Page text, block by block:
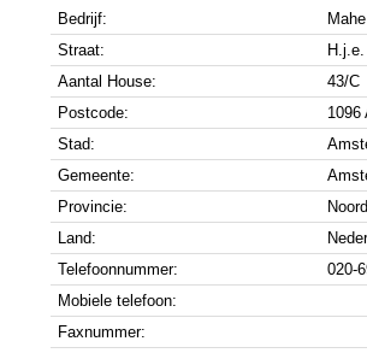
Bedrijf:
Straat:
Aantal House:
43/C
Postcode:
1096
Stad:
Gemeente:
Provincie:
Land:
Telefoonnummer:
020-
Mobiele telefoon:
Faxnummer: